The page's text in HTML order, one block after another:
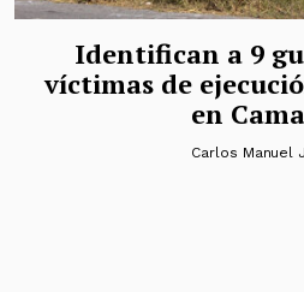
Identifican a 9
víctimas de
en
Carlos Manuel